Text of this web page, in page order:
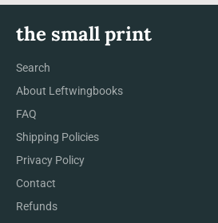
the small print
Search
About Leftwingbooks
FAQ
Shipping Policies
Privacy Policy
Contact
Refunds